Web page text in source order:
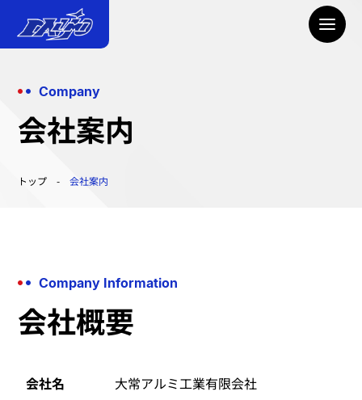
Company
会社案内
トップ 会社案内
Company Information
会社概要
会社名 大常アルミ工業有限会社